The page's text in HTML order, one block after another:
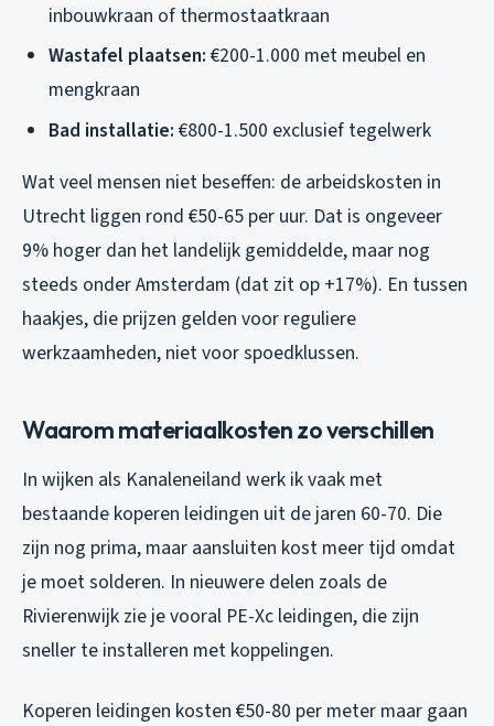
inbouwkraan of thermostaatkraan
Wastafel plaatsen: €200-1.000 met meubel en
mengkraan
Bad installatie: €800-1.500 exclusief tegelwerk
Wat veel mensen niet beseffen: de arbeidskosten in
Utrecht liggen rond €50-65 per uur. Dat is ongeveer
9% hoger dan het landelijk gemiddelde, maar nog
steeds onder Amsterdam (dat zit op +17%). En tussen
haakjes, die prijzen gelden voor reguliere
werkzaamheden, niet voor spoedklussen.
Waarom materiaalkosten zo verschillen
In wijken als Kanaleneiland werk ik vaak met
bestaande koperen leidingen uit de jaren 60-70. Die
zijn nog prima, maar aansluiten kost meer tijd omdat
je moet solderen. In nieuwere delen zoals de
Rivierenwijk zie je vooral PE-Xc leidingen, die zijn
sneller te installeren met koppelingen.
Koperen leidingen kosten €50-80 per meter maar gaan